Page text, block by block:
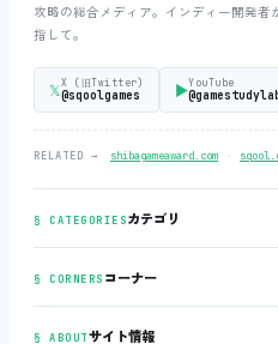
攻略の総合メディア。インディー開発者
指して。
𝕏X (旧Twitter)
@sqoolgames ▶YouTube
RELATED → shibagameaward.com ‧
§ CATEGORIESカテゴリ
§ CORNERS コーナー
§ ABOUTサイト情報